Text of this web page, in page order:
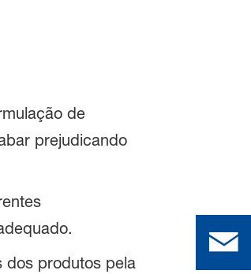
de
prejudicando
dos produtos pela